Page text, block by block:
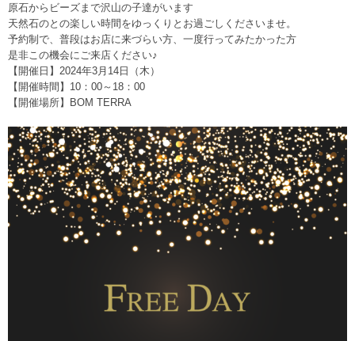
原石からビーズまで沢山の子達がいます
天然石のとの楽しい時間をゆっくりとお過ごしくださいませ。
予約制で、普段はお店に来づらい方、一度行ってみたかった方
是非この機会にご来店ください♪
【開催日】2024年3月14日（木）
【開催時間】10：00～18：00
【開催場所】BOM TERRA